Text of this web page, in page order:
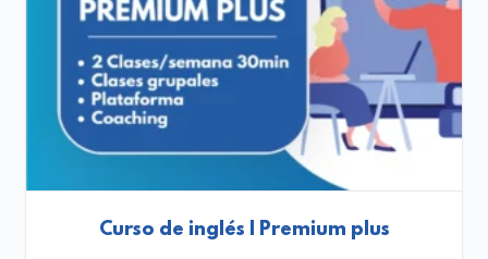
Curso de inglés | Premium plus